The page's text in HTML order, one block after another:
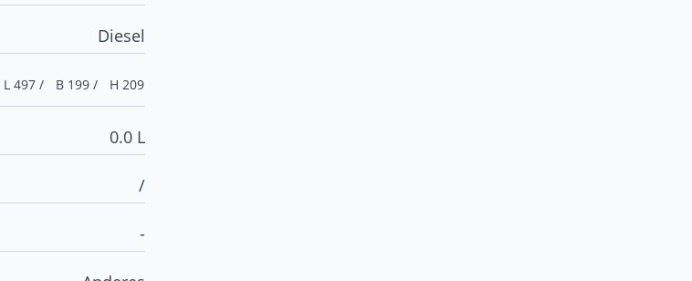
Diesel
L 497 / B 199 / H 209
0.0 L
/
-